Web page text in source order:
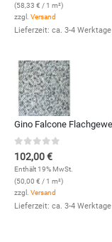
(58,33 € / 1 m²)
zzgl. Versand
Lieferzeit: ca. 3-4 Werktage
0out of 5
102,00€
Enthält 19% MwSt.
(50,00 € / 1 m²)
zzgl. Versand
Lieferzeit: ca. 3-4 Werktage